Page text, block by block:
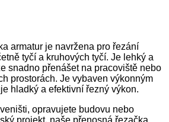
armatur je navržena pro řezání
tyčí a kruhových tyčí. Je lehký a
snadno přenášet na pracoviště nebo
prostorách. Je vybaven výkonným
hladký a efektivní řezný výkon.
opravujete budovu nebo
projekt, naše přenosná řezačka